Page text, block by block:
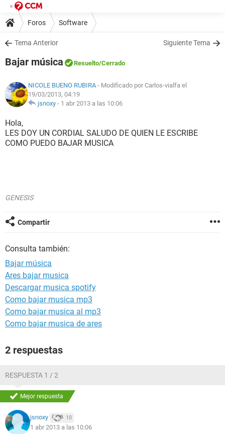
Foros Software
Tema Anterior Siguiente Tema
Bajar música Resuelto/Cerrado
NICOLE BUENO RUBIRA- Modificado por Carlos-vialfa el
19/03/2013, 04:19
jsnoxy- 1 abr 2013 a las 10:06
Hola,
LES DOY UN CORDIAL SALUDO DE QUIEN LE ESCRIBE
COMO PUEDO BAJAR MUSICA
GENESIS
Compartir
Consulta también:
Bajar música
Ares bajar musica
Descargar musica spotify
Como bajar musica mp3
Como bajar musica al mp3
Como bajar musica de ares
2 respuestas
RESPUESTA 1 / 2
Mejor respuesta
jsnoxy 10
1 abr 2013 a las 10:06